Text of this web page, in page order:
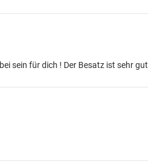
sein für dich ! Der Besatz ist sehr gut